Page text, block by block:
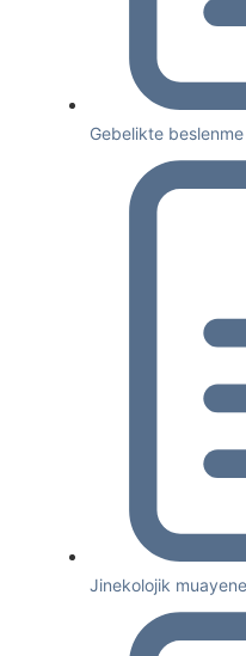
Gebelikte beslenme
Jinekolojik muayene